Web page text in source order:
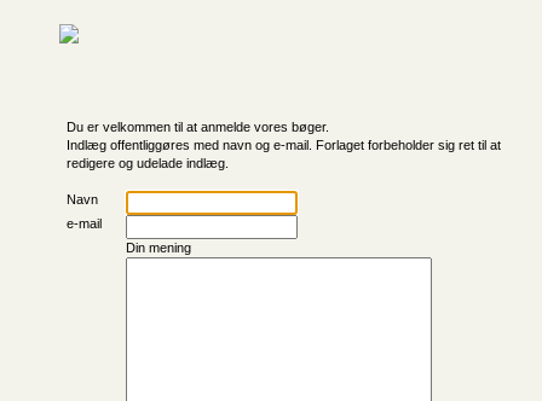
Du er velkommen til at anmelde vores bøger.
Indlæg offentliggøres med navn og e-mail. Forlaget forbeholder sig ret til at
redigere og udelade indlæg.
Navn
e-mail
Din mening